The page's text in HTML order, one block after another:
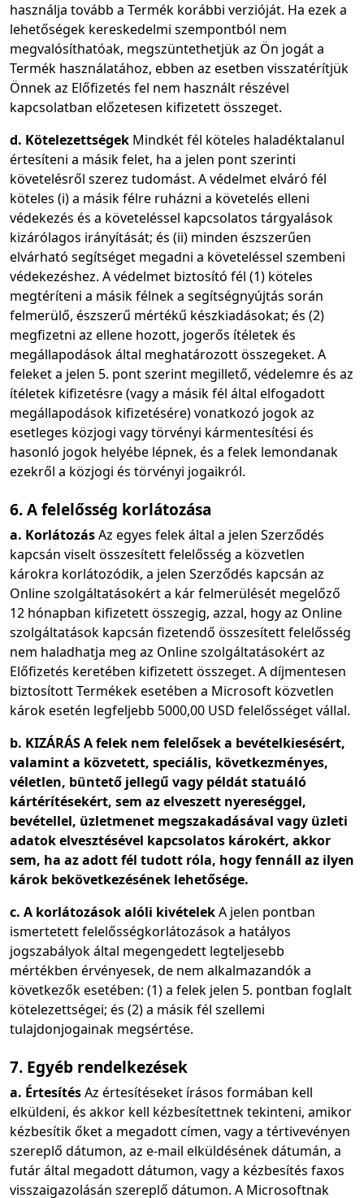
használja tovább a Termék korábbi verzióját. Ha ezek a
lehetőségek kereskedelmi szempontból nem
megvalósíthatóak, megszüntethetjük az Ön jogát a
Termék használatához, ebben az esetben visszatérítjük
Önnek az Előfizetés fel nem használt részével
kapcsolatban előzetesen kifizetett összeget.
d. Kötelezettségek Mindkét fél köteles haladéktalanul
értesíteni a másik felet, ha a jelen pont szerinti
követelésről szerez tudomást. A védelmet elváró fél
köteles (i) a másik félre ruházni a követelés elleni
védekezés és a követeléssel kapcsolatos tárgyalások
kizárólagos irányítását; és (ii) minden észszerűen
elvárható segítséget megadni a követeléssel szembeni
védekezéshez. A védelmet biztosító fél (1) köteles
megtéríteni a másik félnek a segítségnyújtás során
felmerülő, észszerű mértékű készkiadásokat; és (2)
megfizetni az ellene hozott, jogerős ítéletek és
megállapodások által meghatározott összegeket. A
feleket a jelen 5. pont szerint megillető, védelemre és az
ítéletek kifizetésre (vagy a másik fél által elfogadott
megállapodások kifizetésére) vonatkozó jogok az
esetleges közjogi vagy törvényi kármentesítési és
hasonló jogok helyébe lépnek, és a felek lemondanak
ezekről a közjogi és törvényi jogaikról.
6. A felelősség korlátozása
a. KorlátozásAz egyes felek által a jelen Szerződés
kapcsán viselt összesített felelősség a közvetlen
károkra korlátozódik, a jelen Szerződés kapcsán az
Online szolgáltatásokért a kár felmerülését megelőző
12 hónapban kifizetett összegig, azzal, hogy az Online
szolgáltatások kapcsán fizetendő összesített felelősség
nem haladhatja meg az Online szolgáltatásokért az
Előfizetés keretében kifizetett összeget. A díjmentesen
biztosított Termékek esetében a Microsoft közvetlen
károk esetén legfeljebb 5000,00 USD felelősséget vállal.
b. KIZÁRÁS A felek nem felelősek a bevételkiesésért,
valamint a közvetett, speciális, következményes,
véletlen, büntető jellegű vagy példát statuáló
kártérítésekért, sem az elveszett nyereséggel,
bevétellel, üzletmenet megszakadásával vagy üzleti
adatok elvesztésével kapcsolatos károkért, akkor
sem, ha az adott fél tudott róla, hogy fennáll az ilyen
károk bekövetkezésének lehetősége.
c. A korlátozások alóli kivételekA jelen pontban
ismertetett felelősségkorlátozások a hatályos
jogszabályok által megengedett legteljesebb
mértékben érvényesek, de nem alkalmazandók a
következők esetében: (1) a felek jelen 5. pontban foglalt
kötelezettségei; és (2) a másik fél szellemi
tulajdonjogainak megsértése.
7. Egyéb rendelkezések
a. ÉrtesítésAz értesítéseket írásos formában kell
elküldeni, és akkor kell kézbesítettnek tekinteni, amikor
kézbesítik őket a megadott címen, vagy a tértivevényen
szereplő dátumon, az e-mail elküldésének dátumán, a
futár által megadott dátumon, vagy a kézbesítés faxos
visszaigazolásán szereplő dátumon. A Microsoftnak